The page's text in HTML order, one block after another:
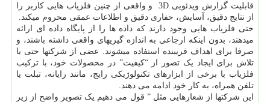
قابلیت گزارش ویدئویی 3D و واقعی از چنین فلزیاب هایی کاربر را
از نتایج دقیق، آسایش، حفاری دقیق و اطلاعات عمقی محروم میکند.
حتی فلزیاب هایی وجود دارند که داده ها را از پایگاه داده ای ارائه
میدهند، بدون اینکه ارجاعی به اندازه گیریهای واقعی داشته باشند، و
صرفا برای اهداف فریبنده استفاده میشوند. عضی از شرکتها حتی با
تلاش برای ایجاد یک تصور از “کیفیت” در محصولات خود، با ترکیب
فلزیاب با برخی از ابزارهای تکنولوژیکی رایج، مانند رایانه، تبلت یا
تلفن همراه، به کار خود ادامه می دهند.
این شرکتها از شعارهایی مثل ” قول می دهیم یک تصویر واضح از زیر